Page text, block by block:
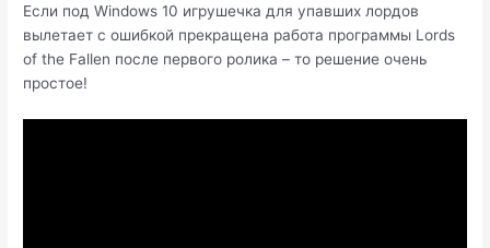
Если под Windows 10 игрушечка для упавших лордов
вылетает с ошибкой прекращена работа программы Lords
of the Fallen после первого ролика – то решение очень
простое!